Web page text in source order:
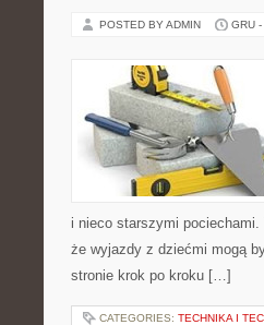
POSTED BY ADMIN GRU
i nieco starszymi
że wyjazdy z dziećmi mogą
stronie krok po kroku […]
CATEGORIES: TECHNIKA I